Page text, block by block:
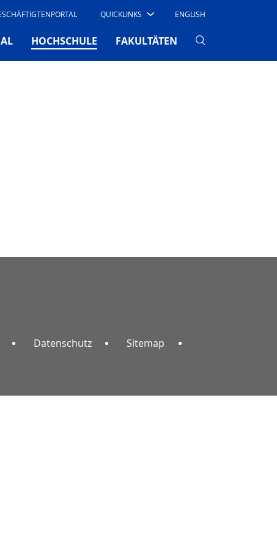
QUICKLINKS ENGLISH
HOCHSCHULE (CURRENT)
FAKULTÄTEN
Datenschutz Sitemap